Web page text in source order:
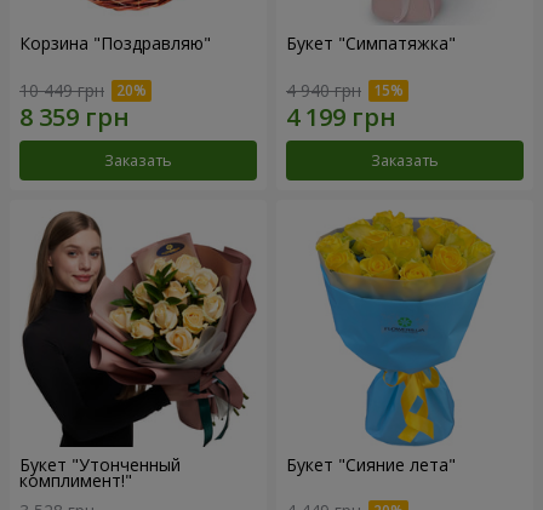
Корзина "Поздравляю"
10 449 грн
Заказать
Букет "Симпатяжка"
4 940 грн
Заказать
Букет "Утонченный
комплимент!"
Букет "Сияние лета"